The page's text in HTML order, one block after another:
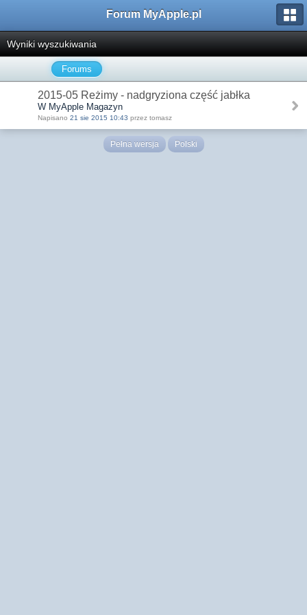
Forum MyApple.pl
Wyniki wyszukiwania
Forums
2015-05 Reżimy - nadgryziona część jabłka
W MyApple Magazyn
Napisano 21 sie 2015 10:43 przez tomasz
Pełna wersja Polski